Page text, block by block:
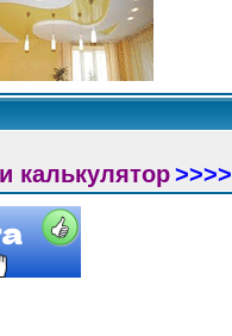
калькулятор>>>>